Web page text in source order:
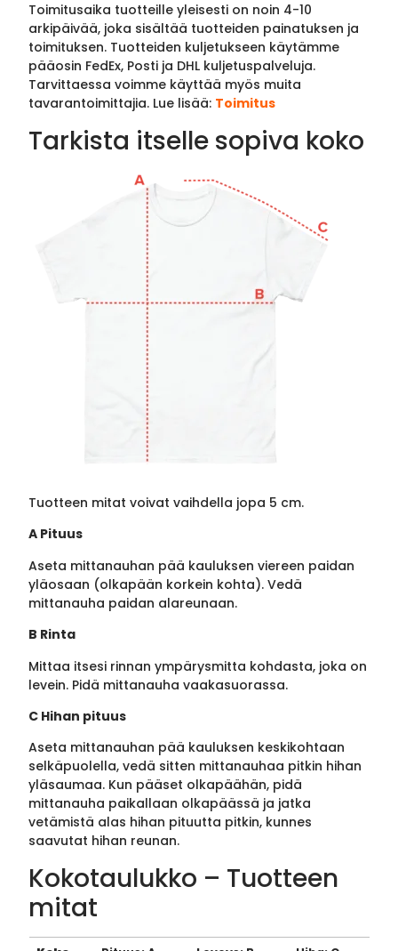
Toimitusaika tuotteille yleisesti on noin 4-10
arkipäivää, joka sisältää tuotteiden painatuksen ja
toimituksen. Tuotteiden kuljetukseen käytämme
pääosin FedEx, Posti ja DHL kuljetuspalveluja.
Tarvittaessa voimme käyttää myös muita
tavarantoimittajia. Lue lisää: Toimitus
Tarkista itselle sopiva koko
Tuotteen mitat voivat vaihdella jopa 5 cm.
A Pituus
Aseta mittanauhan pää kauluksen viereen paidan
yläosaan (olkapään korkein kohta). Vedä
mittanauha paidan alareunaan.
B Rinta
Mittaa itsesi rinnan ympärysmitta kohdasta, joka on
levein. Pidä mittanauha vaakasuorassa.
C Hihan pituus
Aseta mittanauhan pää kauluksen keskikohtaan
selkäpuolella, vedä sitten mittanauhaa pitkin hihan
yläsaumaa. Kun pääset olkapäähän, pidä
mittanauha paikallaan olkapäässä ja jatka
vetämistä alas hihan pituutta pitkin, kunnes
saavutat hihan reunan.
Kokotaulukko – Tuotteen
mitat